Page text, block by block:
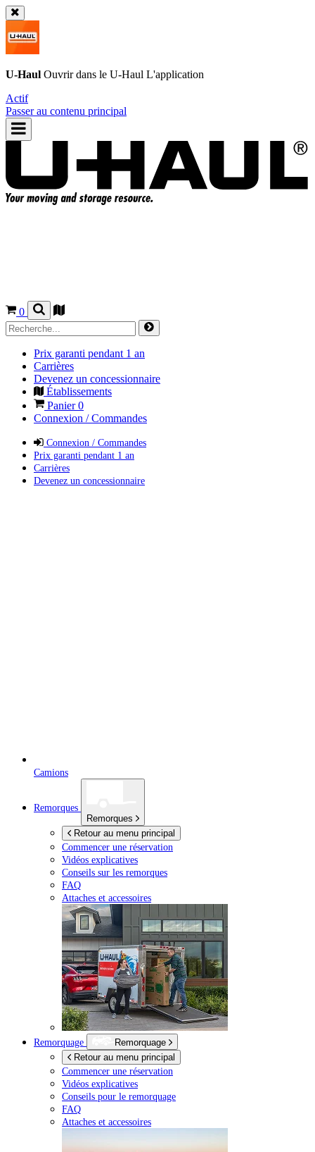
U-Haul Ouvrir dans le U-Haul L'application
Actif
Passer au contenu principal
0
Prix garanti pendant 1 an
Carrières
Devenez un concessionnaire
Établissements
Panier0
Connexion / Commandes
Connexion / Commandes
Prix garanti pendant 1 an
Carrières
Devenez un concessionnaire
Camions
Remorques
Remorques
Retour au menu principal
Commencer une réservation
Vidéos explicatives
Conseils sur les remorques
FAQ
Attaches et accessoires
Remorquage
Remorquage
Retour au menu principal
Commencer une réservation
Vidéos explicatives
Conseils pour le remorquage
FAQ
Attaches et accessoires